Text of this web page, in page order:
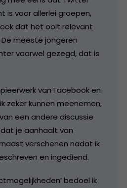
is voor allerlei groepen,
dat het ooit relevant
meeste jongeren
vaarwel gezegd, dat is
van Facebook en
zeker kunnen meenemen,
een andere discussie
je aanhaalt van
verschenen nadat ik
en ingediend.
bedoel ik